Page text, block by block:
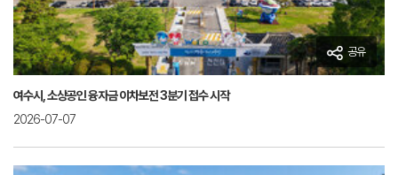
공유
여수시, 소상공인 융자금 이차보전 3분기 접수 시작
2026-07-07